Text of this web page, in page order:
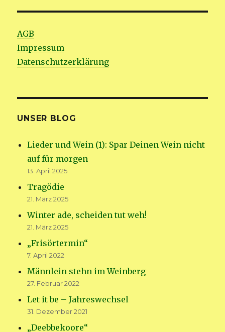
AGB
Impressum
Datenschutzerklärung
UNSER BLOG
Lieder und Wein (1): Spar Deinen Wein nicht
auf für morgen
13. April 2025
Tragödie
21. März 2025
Winter ade, scheiden tut weh!
21. März 2025
„Frisörtermin“
7. April 2022
Männlein stehn im Weinberg
27. Februar 2022
Let it be – Jahreswechsel
31. Dezember 2021
„Deebbekoore“